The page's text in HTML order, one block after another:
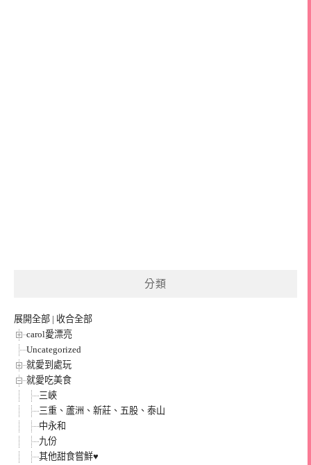
分類
展開全部 | 收合全部
carol愛漂亮
Uncategorized
就愛到處玩
就愛吃美食
三峽
三重、蘆洲、新莊、五股、泰山
中永和
九份
其他甜食嘗鮮♥